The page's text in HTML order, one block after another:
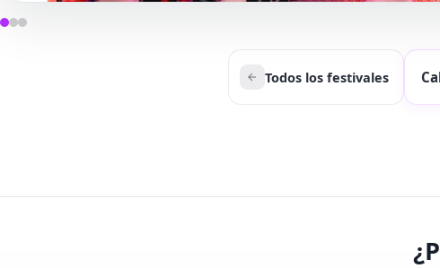
Todos los festivales